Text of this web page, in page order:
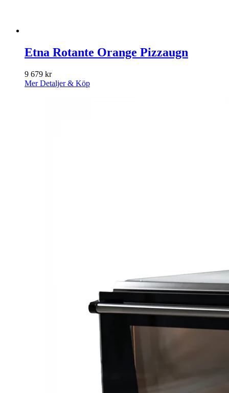
Etna Rotante Orange Pizzaugn
9 679 kr
Mer Detaljer & Köp